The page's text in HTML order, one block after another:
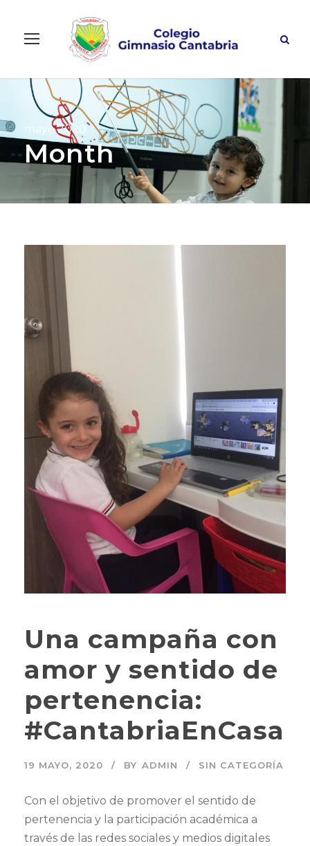
mayo 2020
Month
Una campaña con
amor y sentido de
pertenencia:
#CantabriaEnCasa
19 MAYO, 2020 BY ADMIN SIN CATEGORÍA
Con el objetivo de promover el sentido de
pertenencia y la participación académica a
través de las redes sociales y medios digitales